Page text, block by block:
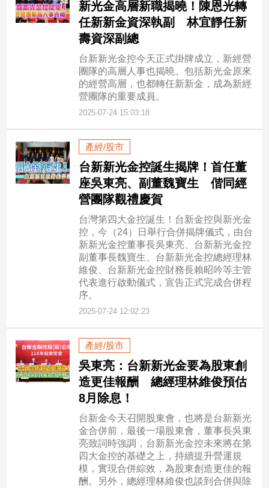
新光金高層新職揭曉！陳恩光轉
任新新金資深執副 林宜靜任新
壽資深副總
台新新光金控今天正式掛牌成立，新經營
團隊的高層人事也揭曉。包括新光金原來
的經營高層，也都轉任新新金，成為新經
營團隊的重要成員。
2025-07-24 15:03:18
產經/股市
台新新光金控誕生揭牌！首任董
座吳東亮、副董魏寶生 偕同經
營團隊觀禮慶賀
台灣第四大金控誕生！台新金控與新光金
控，今（24）日舉行合併揭牌儀式，由台
新新光金控董事長吳東亮、台新新光金控
副董事長魏寶生、台新新光金控總經理林
維俊、台新新光金控財務長賴昭吟等主管
代表進行啟動儀式，宣告正式完成合併程
序。
2025-07-24 12:02:23
產經/股市
吳東亮：台新新光金要為股東創
造更佳報酬 總經理林維俊預估
8月除息！
台新金今天召開股東會，也將是台新新光
金合併前，最後一場股東會，董事長吳東
亮致詞時強調，台新新光金控未來將在第
四大金控的基礎之上，持續提升營運規
模，實現合併綜效，為股東創造更佳的報
酬。另外，總經理林維俊也談到合併與除